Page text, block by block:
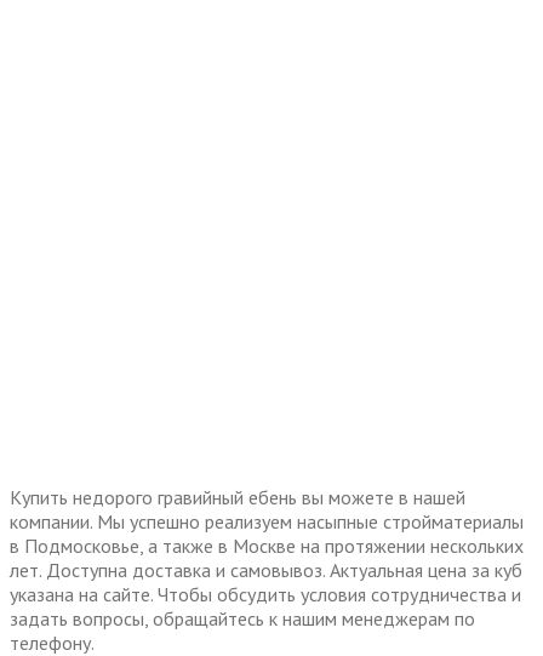
Купить недорого гравийный ебень вы можете в нашей
компании. Мы успешно реализуем насыпные стройматериалы
в Подмосковье, а также в Москве на протяжении нескольких
лет. Доступна доставка и самовывоз. Актуальная цена за куб
указана на сайте. Чтобы обсудить условия сотрудничества и
задать вопросы, обращайтесь к нашим менеджерам по
телефону.